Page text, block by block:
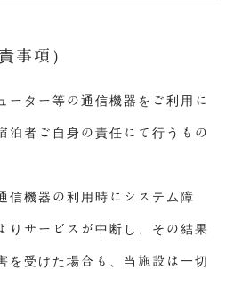
事項）
ーター等の通信機器をご利用に
泊者ご自身の責任にて行うもの
信機器の利用時にシステム障
りサービスが中断し、その結果
を受けた場合も、当施設は一切